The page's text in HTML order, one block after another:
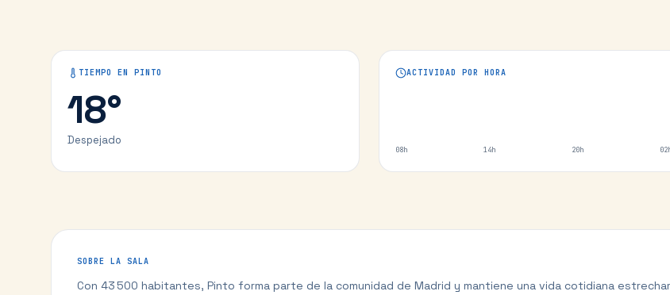
TIEMPO EN PINTO
18°
Despejado
ACTIVIDAD POR HORA
08h 14h 20h
SOBRE LA SALA
Con 43 500 habitantes, Pinto forma parte de la comunidad de Madrid y mantiene una vida cotidiana